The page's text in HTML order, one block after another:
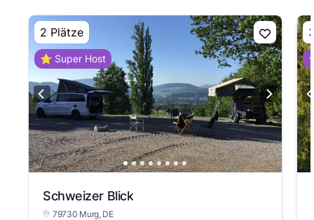
2 Plätze
⭐ Super Host
Schweizer Blick
79730 Murg, DE